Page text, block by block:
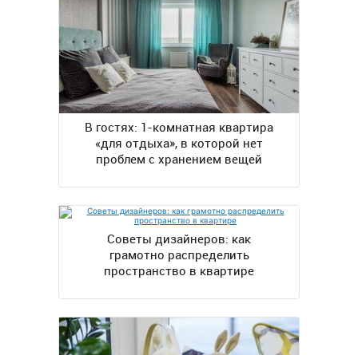
В гостях: 1-комнатная квартира
«для отдыха», в которой нет
проблем с хранением вещей
Советы дизайнеров: как
грамотно распределить
пространство в квартире